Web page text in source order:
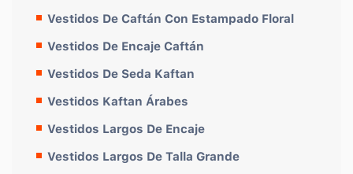
Vestidos De Caftán Con Estampado Floral
Vestidos De Encaje Caftán
Vestidos De Seda Kaftan
Vestidos Kaftan Árabes
Vestidos Largos De Encaje
Vestidos Largos De Talla Grande